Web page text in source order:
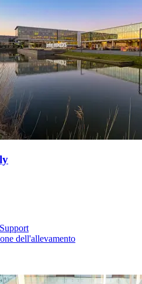
dell'allevamento